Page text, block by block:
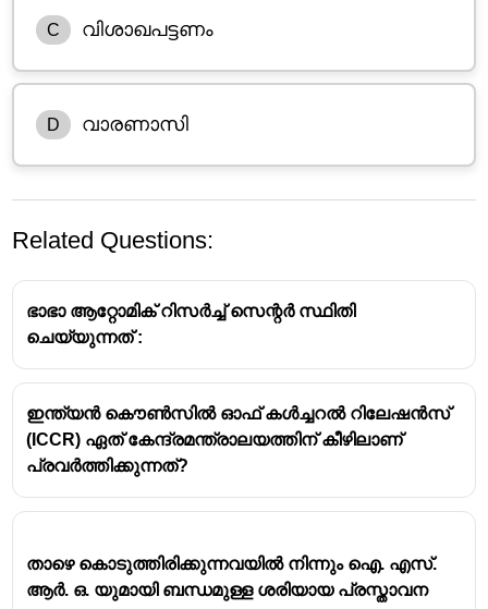
C വിശാഖപട്ടണം
D വാരണാസി
ഇന്റർനാഷണൽ റൈസ് റിസർച്ച് ഇൻസ്റ്റിറ്റ്യൂട്ട്
(International Rice Research Institute - IRRI)
നെല്ലിന്റെ ഗവേഷണത്തിനും വികസനത്തിനും
വേണ്ടി പ്രവർത്തിക്കുന്ന ഒരു അന്താരാഷ്ട്ര
സ്ഥാപിതമായ വർഷം: 1960.
ലോകത്തിലെ അരിയുടെ ഉത്പാദനം, വിതരണം,
Related Questions:
ഭാഭാ ആറ്റോമിക് റിസർച്ച് സെന്റർ സ്ഥിതി
ചെയ്യുന്നത് :
ഇന്ത്യൻ കൌൺസിൽ ഓഫ് കൾച്ചറൽ റിലേഷൻസ്
(ICCR) ഏത് കേന്ദ്രമന്ത്രാലയത്തിന് കീഴിലാണ്
പ്രവർത്തിക്കുന്നത്?
താഴെ കൊടുത്തിരിക്കുന്നവയിൽ നിന്നും ഐ. എസ്.
ആർ. ഒ. യുമായി ബന്ധമുള്ള ശരിയായ പ്രസ്താവന